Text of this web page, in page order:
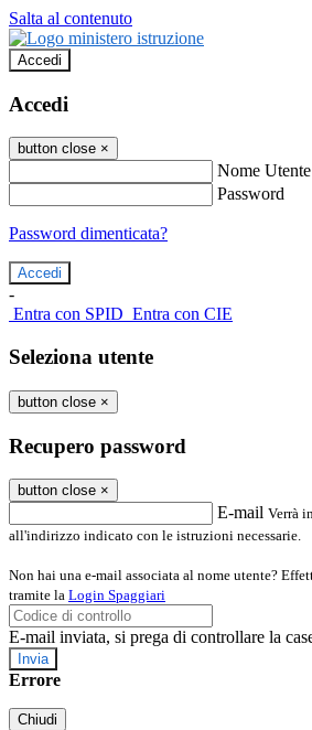
Salta al contenuto
Accedi
Accedi
button close ×
Nome Utente
Password
Password dimenticata?
-
Entra con SPID Entra con CIE
Seleziona utente
button close ×
Recupero password
button close ×
E-mail Verrà
all'indirizzo indicato con le istruzioni necessarie.
Non hai una e-mail associata al nome utente?
tramite la Login Spaggiari
E-mail inviata, si prega di controllare la
Errore
Chiudi